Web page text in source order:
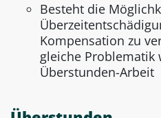
Besteht die
Kompensation zu
gleiche Problematik
Überstunden-Arbeit